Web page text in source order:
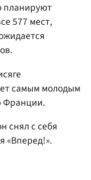
планируют
577 мест,
самым молодым
Франции.
снял с себя
«Вперед!».